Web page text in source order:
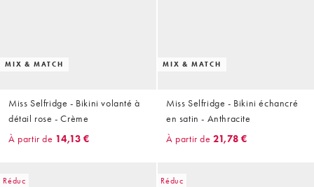
MIX & MATCH
Miss Selfridge - Bikini volanté à
détail rose - Crème
À partir de 14,13 €
MIX & MATCH
Miss Selfridge - Bikini échancré
en satin - Anthracite
À partir de 21,78 €
Réduc Réduc